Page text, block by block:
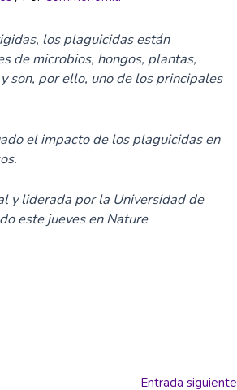
los plaguicidas están
de microbios, hongos, plantas,
son, por ello, uno de los principales
el impacto de los plaguicidas en
y liderada por la Universidad de
este jueves en Nature
Entrada siguiente